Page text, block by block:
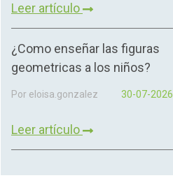
Leer artículo
¿Como enseñar las figuras
geometricas a los niños?
Por eloisa.gonzalez 30-07-2026
Leer artículo